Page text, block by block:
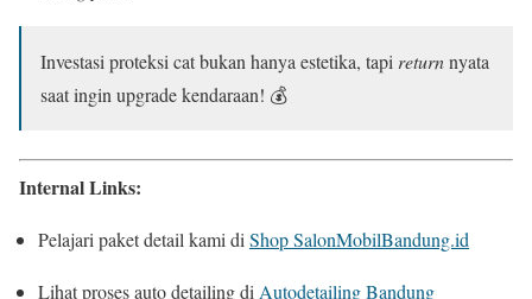
Investasi proteksi cat bukan hanya estetika, tapi returnnyata
saat ingin upgrade kendaraan! 💰
Internal Links:
Pelajari paket detail kami di Shop SalonMobilBandung.id
Lihat proses auto detailing di Autodetailing Bandung